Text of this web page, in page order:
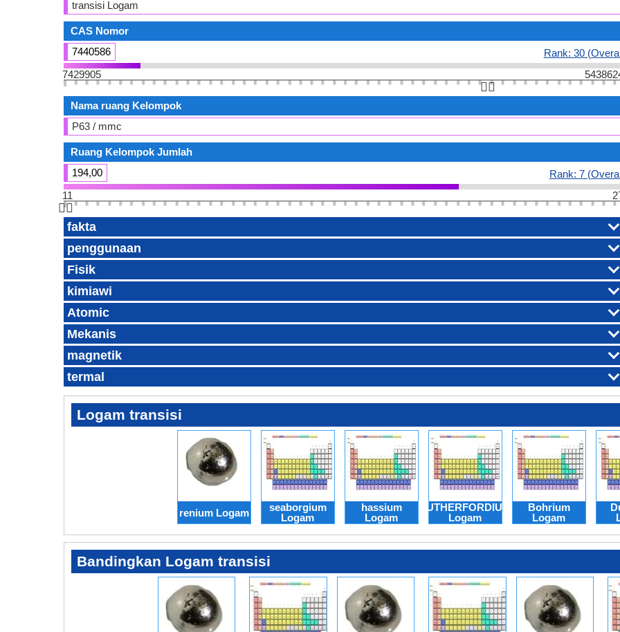
transisi Logam
CAS Nomor
7440586
Rank: 30
7429905
👆🏻
Nama ruang Kelompok
P63 / mmc
Ruang Kelompok Jumlah
194,00
Rank: 7
11
👆🏻
fakta
penggunaan
Fisik
kimiawi
Atomic
Mekanis
magnetik
termal
Logam transisi
renium Logam
seaborgium
Logam
hassium
Logam
RUTHERFORDIUM
Logam
Bohrium
Logam
Bandingkan Logam transisi